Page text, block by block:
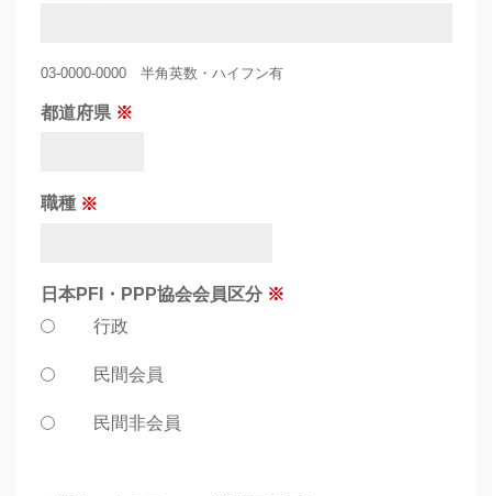
03‐0000‐0000 半角英数・ハイフン有
都道府県
職種
日本PFI・PPP協会会員区分
行政
民間会員
民間非会員